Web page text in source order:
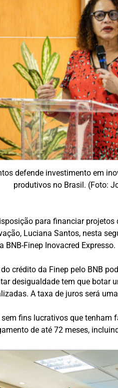
defende investimento em
produtivos no Brasil. (Foto:
para financiar
Luciana Santos, nesta
Finep Inovacred Expresso.
crédito da Finep pelo BNB
desigualdade tem que
A taxa de juros será
fins lucrativos que
de até 72 meses,